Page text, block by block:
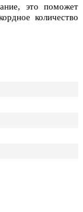
это поможет
количество